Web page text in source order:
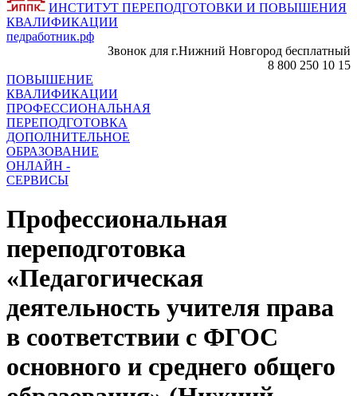
ИНСТИТУТ ПЕРЕПОДГОТОВКИ И ПОВЫШЕНИЯ
КВАЛИФИКАЦИИ
педработник.рф
Звонок для г.Нижний Новгород бесплатный
8 800 250 10 15
ПОВЫШЕНИЕ
КВАЛИФИКАЦИИ
ПРОФЕССИОНАЛЬНАЯ
ПЕРЕПОДГОТОВКА
ДОПОЛНИТЕЛЬНОЕ
ОБРАЗОВАНИЕ
ОНЛАЙН -
СЕРВИСЫ
Профессиональная
переподготовка
«Педагогическая
деятельность учителя права
в соответствии с ФГОС
основного и среднего общего